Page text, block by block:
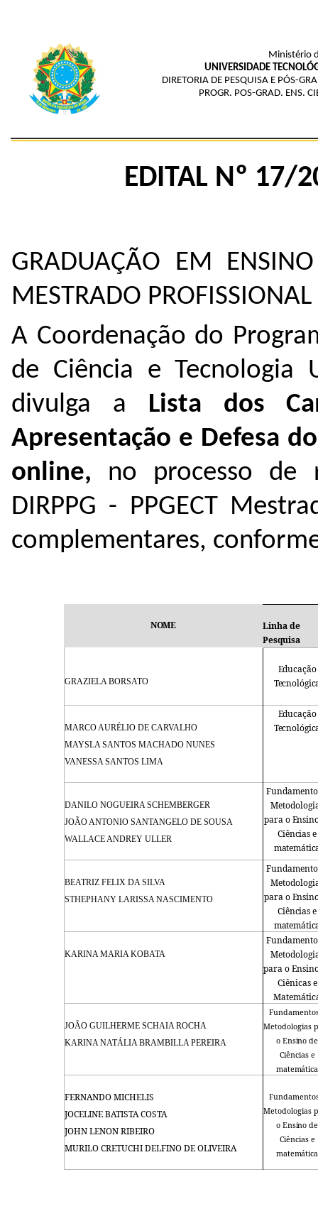
Ministério
UNIVERSIDADE
DIRETORIA DE PESQUISA E PÓS-
PROGR. POS-GRAD. ENS.
EDITAL Nº 17/
GRADUAÇÃO EM
MESTRADO PROFISSIONAL
A Coordenação do
de Ciência e Tecnologia
divulga a Lista dos
Apresentação e Defesa
online, no processo de
DIRPPG - PPGECT
complementares,
NOME
Linha de
Pesquisa
GRAZIELA BORSATO
Educação
MARCO AURÉLIO DE CARVALHO
MAYSLA SANTOS MACHADO NUNES
VANESSA SANTOS LIMA
Educação
DANILO NOGUEIRA SCHEMBERGER
JOÃO ANTONIO SANTANGELO DE SOUSA
WALLACE ANDREY ULLER
para o
Ciênciase
BEATRIZ FELIX DA SILVA
STHEPHANY LARISSA NASCIMENTO
para o
Ciênciase
KARINA MARIA KOBATA
para o
Ciênicas e
JOÃO GUILHERME SCHAIA ROCHA
KARINA NATÁLIA BRAMBILLA PEREIRA
Metodologias
oEnsino de
Ciências e
matemática
FERNANDO MICHELIS
JOCELINE BATISTA COSTA
JOHN LENON RIBEIRO
MURILO CRETUCHI DELFINO DE OLIVEIRA
Metodologias
oEnsino de
Ciências e
matemática